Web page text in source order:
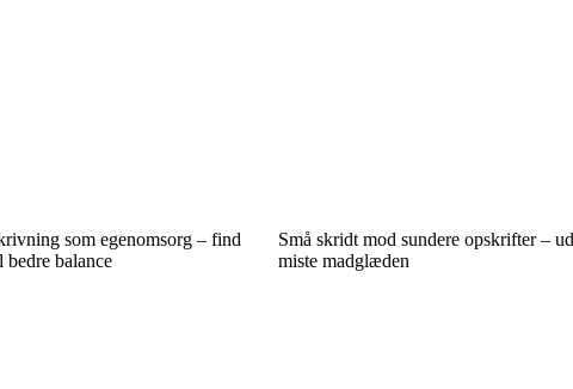
som egenomsorg – find
balance
Små skridt mod sundere opskrifter –
miste madglæden